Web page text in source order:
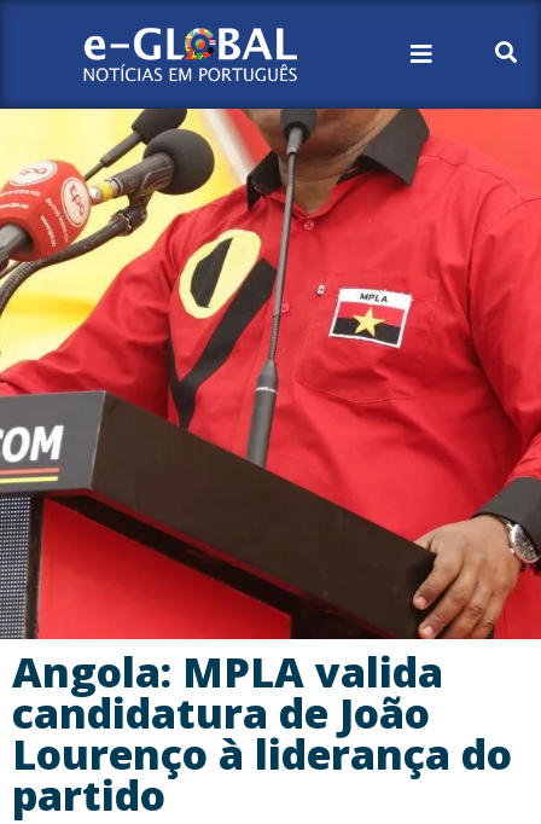
Angola: MPLA valida
candidatura de João
Lourenço à liderança do
partido